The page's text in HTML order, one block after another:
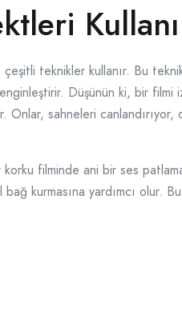
teknikler kullanır. Bu
Düşünün ki, bir filmi
sahneleri canlandırıyor,
filminde ani bir ses
kurmasına yardımcı olur.